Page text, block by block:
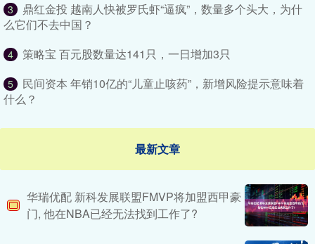
3
鼎红金投 越南人快被罗氏虾“逼疯”，数量多个头大，为什
么它们不去中国？
4 策略宝 百元股数量达141只，一日增加3只
5
民间资本 年销10亿的“儿童止咳药”，新增风险提示意味着
什么？
最新文章
华瑞优配 新科发展联盟FMVP将加盟西甲豪
门, 他在NBA已经无法找到工作了?